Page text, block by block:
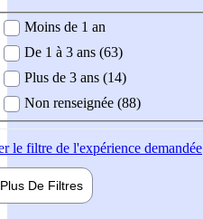
demandée
Moins de 1 an
De 1 à 3 ans (63)
Plus de 3 ans (14)
Non renseignée (88)
le filtre de l'expérience demandée
Plus De Filtres